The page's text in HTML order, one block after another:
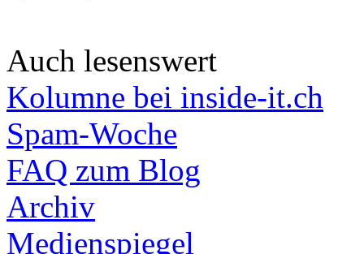
Auch lesenswert
Kolumne bei inside-it.ch
Spam-Woche
FAQ zum Blog
Archiv
Medienspiegel